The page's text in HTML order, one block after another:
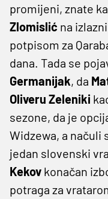
promijeni, znate
Zlomislić na
potpisom za
dana. Tada se
Germanijak, da
Oliveru Zeleniki
sezone, da je
Widzewa, a načuli
jedan slovenski
Kekov konačan
potraga za